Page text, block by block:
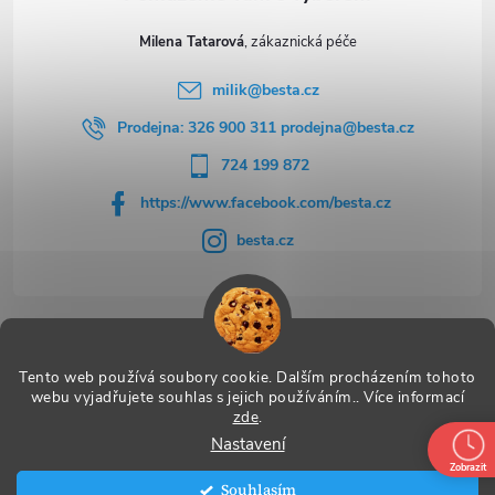
Tento web používá soubory cookie. Dalším procházením tohoto
webu vyjadřujete souhlas s jejich používáním.. Více informací
zde.
Nastavení
Souhlasím
Milena Tatarová
milik@besta.cz
Prodejna: 326 900 311 prodejna@besta.cz
724 199 872
https://www.facebook.com/besta.cz
besta.cz
Užitečné odkazy
Vytvořil Shoptet Premium
BESTA. Všechna práva vyhrazena.
Zobrazit